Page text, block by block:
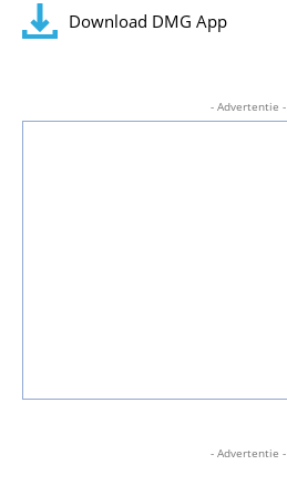
Download DMG App
- Advertentie -
- Advertentie -